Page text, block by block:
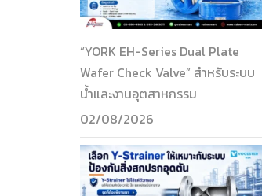
“YORK EH-Series Dual Plate
Wafer Check Valve” สำหรับระบบ
น้ำและงานอุตสาหกรรม
02/08/2026